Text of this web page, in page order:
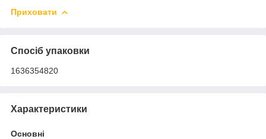
Приховати
Спосіб упаковки
1636354820
Характеристики
Основні